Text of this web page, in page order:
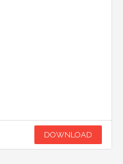
DOWNLOAD